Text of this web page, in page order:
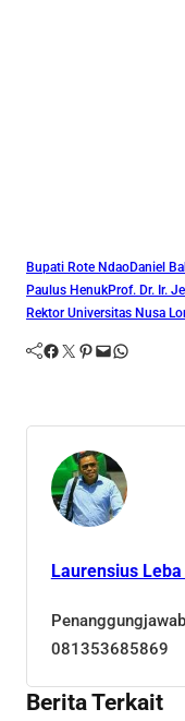
Bupati Rote NdaoDaniel
Paulus HenukProf. Dr. Ir.
Rektor Universitas Nusa
Facebook Twitter Pinterest Mail WhatsApp
Laurensius
081353685869
Berita Terkait